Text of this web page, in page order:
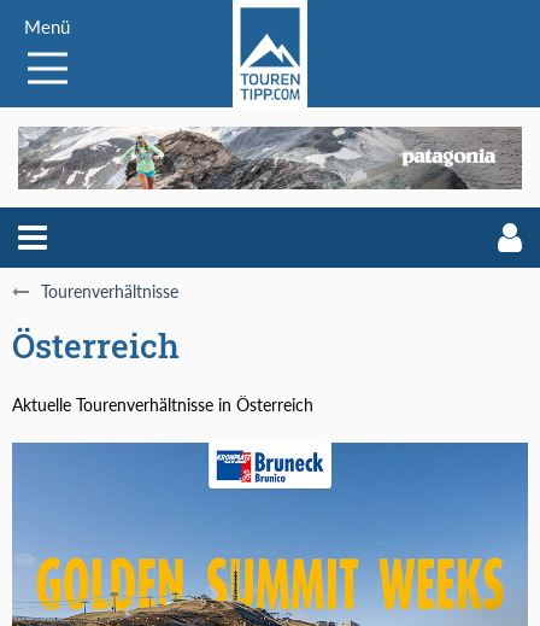
Menü
Tourenverhältnisse
Österreich
Aktuelle Tourenverhältnisse in Österreich